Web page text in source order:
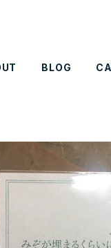
BLOG